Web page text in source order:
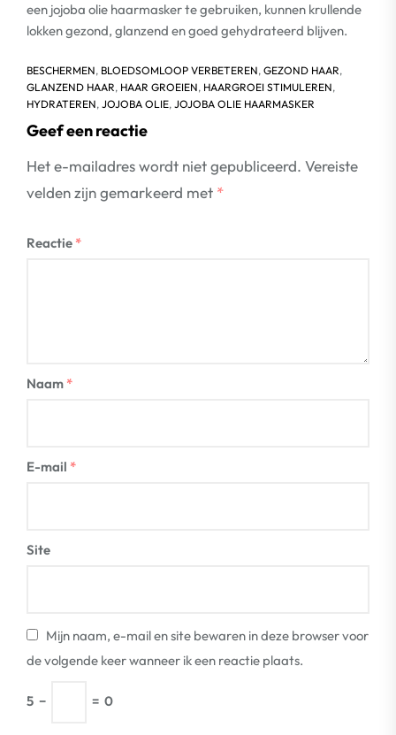
een jojoba olie haarmasker te gebruiken, kunnen krullende
lokken gezond, glanzend en goed gehydrateerd blijven.
BESCHERMEN, BLOEDSOMLOOP VERBETEREN, GEZOND HAAR,
GLANZEND HAAR, HAAR GROEIEN, HAARGROEI STIMULEREN,
HYDRATEREN, JOJOBA OLIE, JOJOBA OLIE HAARMASKER
Geef een reactie
Het e-mailadres wordt niet gepubliceerd. Vereiste
velden zijn gemarkeerd met *
Reactie *
Naam *
E-mail *
Site
Mijn naam, e-mail en site bewaren in deze browser voor
de volgende keer wanneer ik een reactie plaats.
5 − = 0